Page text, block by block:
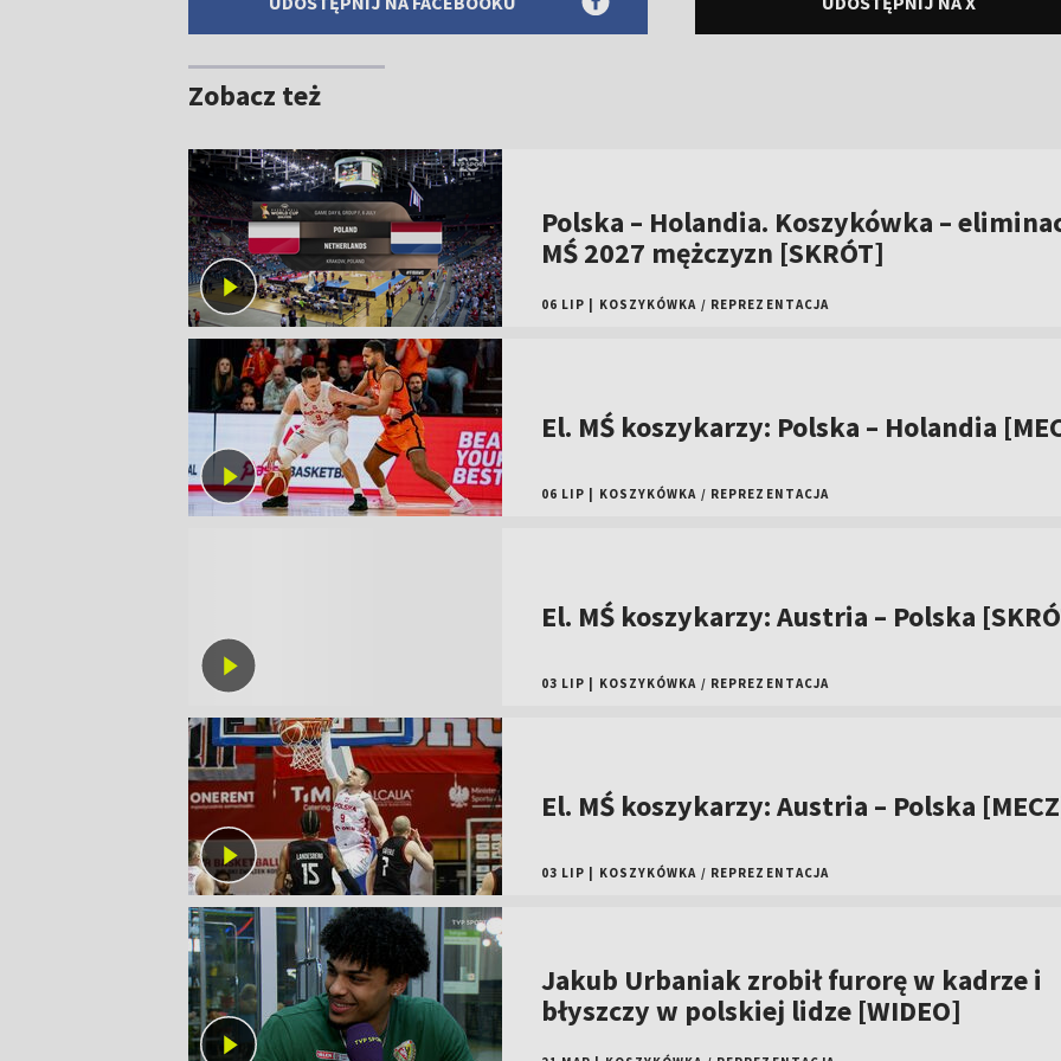
Zobacz też
Polska – Holandia. Koszykówka –
MŚ 2027 mężczyzn [SKRÓT]
06 LIP KOSZYKÓWKA / REPREZENTACJA
El. MŚ koszykarzy: Polska – Holandia
06 LIP KOSZYKÓWKA / REPREZENTACJA
El. MŚ koszykarzy: Austria – Polska
03 LIP KOSZYKÓWKA / REPREZENTACJA
El. MŚ koszykarzy: Austria – Polska
03 LIP KOSZYKÓWKA / REPREZENTACJA
Jakub Urbaniak zrobił furorę w kadrze i
błyszczy w polskiej lidze [WIDEO]